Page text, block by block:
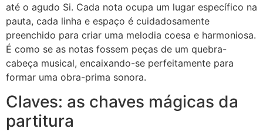
até o agudo Si. Cada nota ocupa um lugar específico na
pauta, cada linha e espaço é cuidadosamente
preenchido para criar uma melodia coesa e harmoniosa.
É como se as notas fossem peças de um quebra-
cabeça musical, encaixando-se perfeitamente para
formar uma obra-prima sonora.
Claves: as chaves mágicas da
partitura